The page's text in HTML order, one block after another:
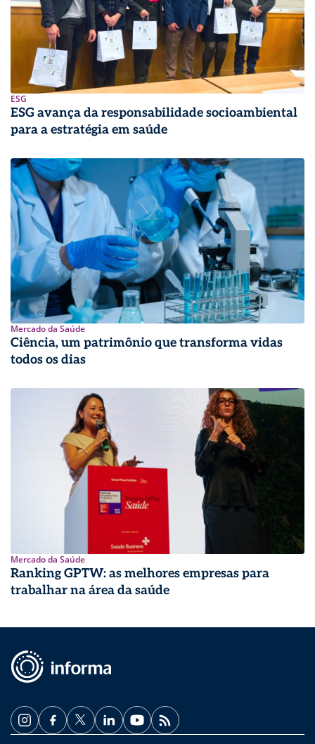
ESG
ESG avança da responsabilidade socioambiental
para a estratégia em saúde
Mercado da Saúde
Ciência, um patrimônio que transforma vidas
todos os dias
Mercado da Saúde
Ranking GPTW: as melhores empresas para
trabalhar na área da saúde